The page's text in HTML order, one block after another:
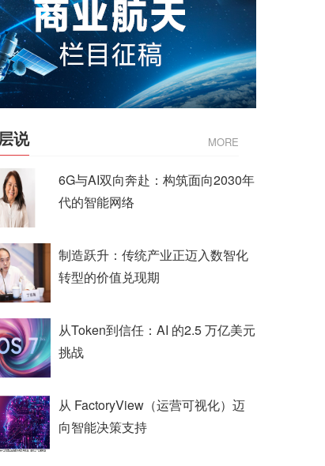
说 MORE
6G与AI双向奔赴：构筑面向2030年
代的智能网络
制造跃升：传统产业正迈入数智化
转型的价值兑现期
从Token到信任：AI 的2.5 万亿美元
挑战
从 FactoryView（运营可视化）迈
向智能决策支持